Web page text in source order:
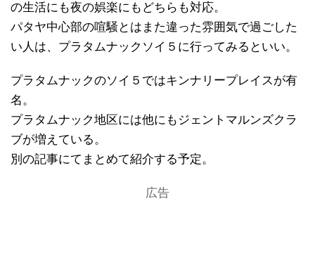
の生活にも夜の娯楽にもどちらも対応。
パタヤ中心部の喧騒とはまた違った雰囲気で過ごした
い人は、プラタムナックソイ５に行ってみるといい。
プラタムナックのソイ５ではキンナリープレイスが有
名。
プラタムナック地区には他にもジェントマルンズクラ
ブが増えている。
別の記事にてまとめて紹介する予定。
広告